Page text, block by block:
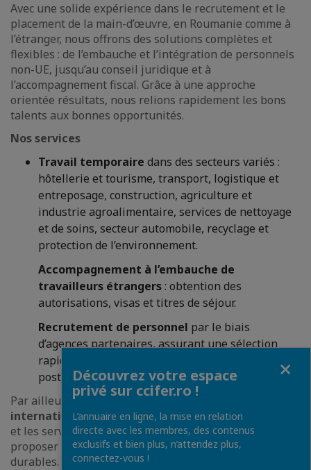
Avec une solide expérience dans le recrutement et le
placement de la main-d’œuvre, en Roumanie comme à
l’étranger, nous offrons des solutions complètes et
flexibles : de l’embauche et l’intégration de personnels
non-UE, jusqu’au conseil juridique et à
l’accompagnement fiscal. Grâce à une approche
orientée résultats, nous relions rapidement les bons
talents aux bonnes opportunités.
Nos services
Travail temporaire dans des secteurs variés :
hôtellerie et tourisme, transport, logistique et
entreposage, construction, agriculture et
industrie agroalimentaire, services de nettoyage
et de soins, secteur automobile, recyclage et
protection de l’environnement.
Accompagnement à l’embauche de
travailleurs étrangers: obtention des
autorisations, visas et titres de séjour.
Recrutement de personnel par le biais
d’agences partenaires, assurant une sélection
rapide et efficace des candidats adaptés à chaque
poste.
Par ailleurs, nous faisons partie d’un
internationalactif dans la construction, la logistique
et les services associés, ce qui nous permet de
proposer à nos clients des solutions intégrées et
durables.
Découvrez votre espace
privé sur ccifer.ro !
L’annuaire en ligne, la mise en relation
directe avec les membres, des contenus
exclusifs et bien plus, n’attendez plus,
connectez-vous !